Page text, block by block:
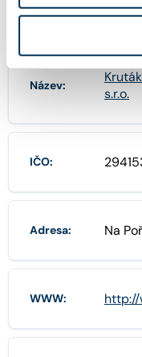
Název:
s.r.o.
IČO:
Adresa: Na
WWW: http://